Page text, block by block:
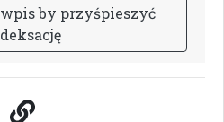
wpisby przyśpieszyć
deksację